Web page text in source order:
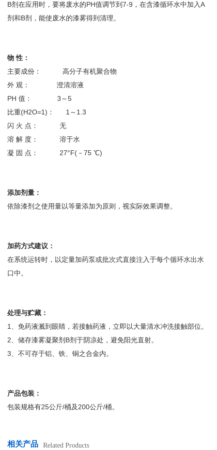
B剂在应用时，要将废水的PH值调节到7-9，在含漆循环水中加入A
剂和B剂，能使废水的漆雾得到清理。
物 性：
主要成份： 高分子有机聚合物
外 观： 澄清溶液
PH 值： 3～5
比重(H2O=1)： 1～1.3
闪 火 点： 无
溶 解 度： 溶于水
凝 固 点： 27°F(－75 ℃)
添加剂量：
依除漆剂之使用量以等量添加为原则，视实际效果调整。
加药方式建议：
在系统运转时，以定量加药泵或批次式直接注入于每个循环水出水
口中。
处理与贮藏：
1、免药液溅到眼睛，若接触药液，立即以大量清水冲洗接触部位。
2、储存漆雾凝聚剂B剂于阴凉处，避免阳光直射。
3、不可存于铝、铁、铜之合金内。
产品包装：
包装规格有25公斤/桶及200公斤/桶。
相关产品 Related Products